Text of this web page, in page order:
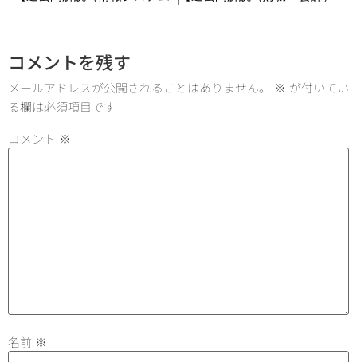
コメントを残す
メールアドレスが公開されることはありません。 ※ が付いてい
る欄は必須項目です
コメント ※
名前 ※